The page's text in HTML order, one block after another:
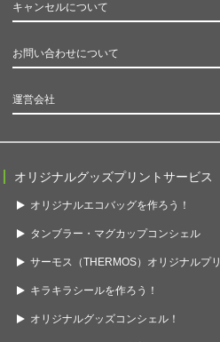
キャンセルについて
お問い合わせについて
運営会社
オリジナルグッズプリントサービス
オリジナルエコバッグを作ろう！
タンブラー・マグカップコンシェル
サーモス（THERMOS）オリジナルプ
キラキラシールを作ろう！
オリジナルグッズコンシェル！